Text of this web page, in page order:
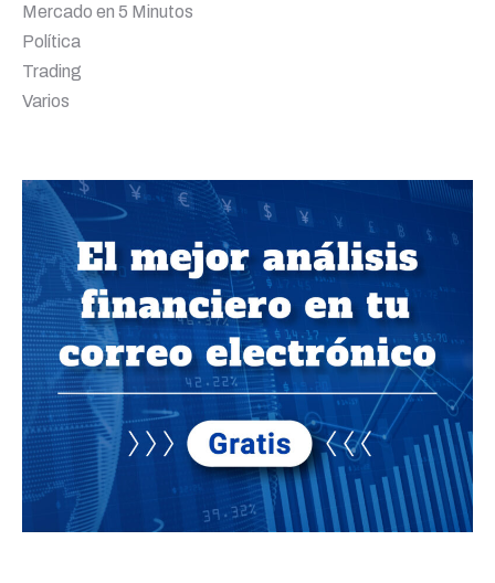
Mercado en 5 Minutos
Política
Trading
Varios